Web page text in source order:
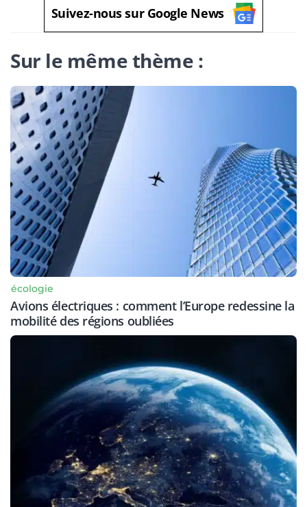
Suivez-nous sur Google News
Sur le même thème :
écologie
Avions électriques : comment l’Europe redessine la
mobilité des régions oubliées